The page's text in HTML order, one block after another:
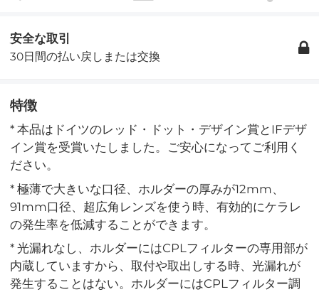
安全な取引
30日間の払い戻しまたは交換
特徴
* 本品はドイツのレッド・ドット・デザイン賞とIFデザ
イン賞を受賞いたしました。ご安心になってご利用く
ださい。
* 極薄で大きいな口径、ホルダーの厚みが12mm、
91mm口径、超広角レンズを使う時、有効的にケラレ
の発生率を低減することができます。
* 光漏れなし、ホルダーにはCPLフィルターの専用部が
内蔵していますから、取付や取出しする時、光漏れが
発生することはない。ホルダーにはCPLフィルター調